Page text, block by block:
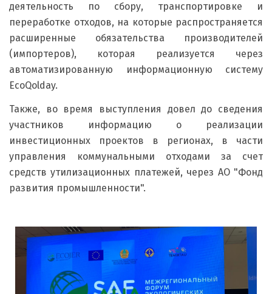
деятельность по сбору, транспортировке и
переработке отходов, на которые распространяется
расширенные обязательства производителей
(импортеров), которая реализуется через
автоматизированную информационную систему
EcoQolday.
Также, во время выступления довел до сведения
участников информацию о реализации
инвестиционных проектов в регионах, в части
управления коммунальными отходами за счет
средств утилизационных платежей, через АО "Фонд
развития промышленности".